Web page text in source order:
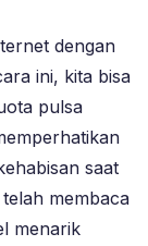
dengan
ini, kita bisa
pulsa
saat
membaca
menarik